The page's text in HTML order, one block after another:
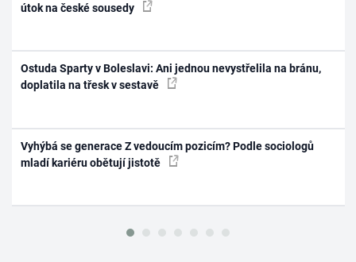
útok na české sousedy
Ostuda Sparty v Boleslavi: Ani jednou nevystřelila na bránu,
doplatila na třesk v sestavě
Vyhýbá se generace Z vedoucím pozicím? Podle sociologů
mladí kariéru obětují jistotě